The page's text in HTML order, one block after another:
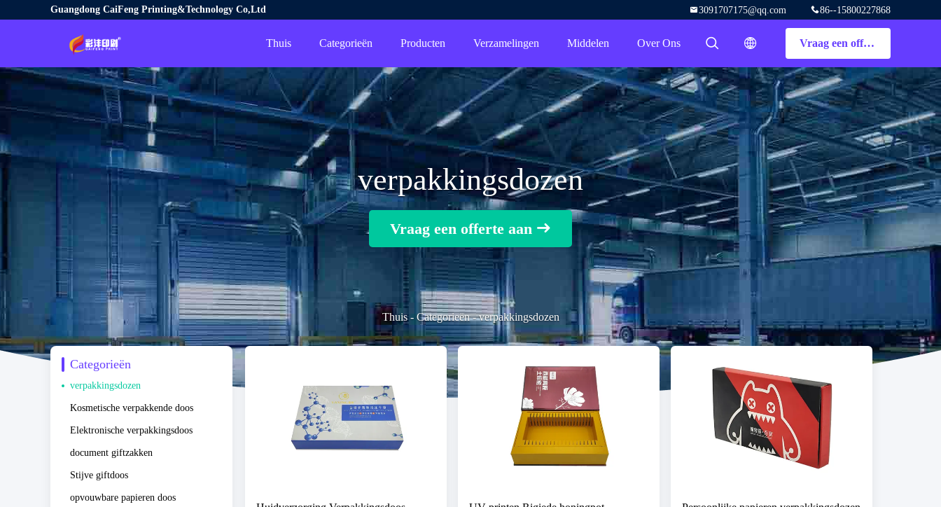
Guangdong CaiFeng Printing&Technology Co,Ltd 86--15800227868
3091707175@qq.com
Vraag een offerte aan
描述
描述
Thuis Categorieën Producten Verzamelingen Middelen Over Ons
verpakkingsdozen
Vraag een offerte aan
Thuis- Categorieën-verpakkingsdozen
Categorieën
verpakkingsdozen
Kosmetische verpakkende doos
Elektronische verpakkingsdoos
document giftzakken
Stijve giftdoos
opvouwbare papieren doos